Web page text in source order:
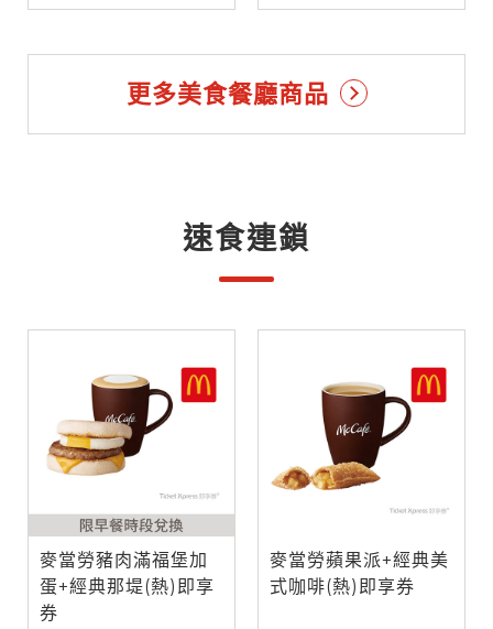
更多美食餐廳商品
速食連鎖
麥當勞豬肉滿福堡加
蛋+經典那堤(熱)即享
券
麥當勞蘋果派+經典美
式咖啡(熱)即享券